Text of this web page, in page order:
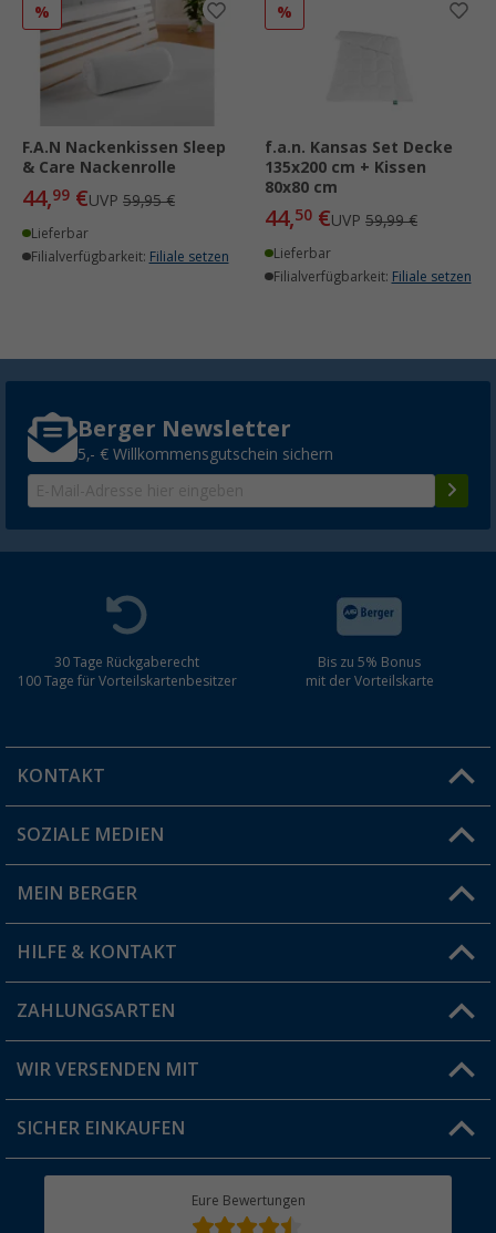
%
F.A.N Nackenkissen Sleep
& Care Nackenrolle
44,99 €UVP 59,95 €
Lieferbar
Filialverfügbarkeit: Filiale setzen
%
f.a.n. Kansas Set Decke
135x200 cm + Kissen
80x80 cm
44,50 €UVP 59,99 €
Lieferbar
Filialverfügbarkeit: Filiale setzen
Berger Newsletter
5,- € Willkommensgutschein sichern
30 Tage Rückgaberecht
100 Tage für Vorteilskartenbesitzer
Bis zu 5% Bonus
mit der Vorteilskarte
KONTAKT
Du hast eine Frage?
Filiale finden
SOZIALE MEDIEN
MEIN BERGER
Vorteilskarte
Blog
Jobs & Karriere
HILFE & KONTAKT
FAQ & Kontakt
Versandinformationen
Rücksendung
ZAHLUNGSARTEN
WIR VERSENDEN MIT
SICHER EINKAUFEN
Eure Bewertungen